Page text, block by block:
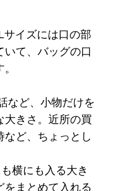
サイズには口の部
て、バッグの口
など、小物だけを
大きさ。近所の買
ど、ちょっとし
横にも入る大き
をまとめて入れる